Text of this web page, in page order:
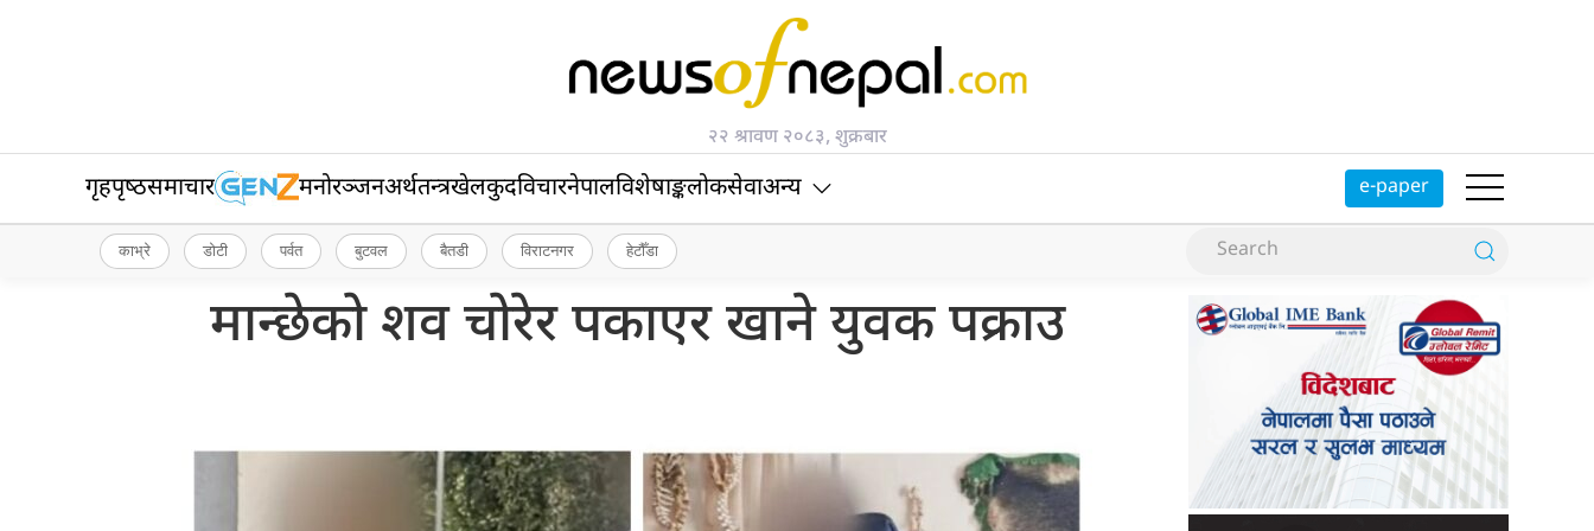
२२ श्रावण २०८३, शुक्रबार
गृहपृष्‍ठसमाचार मनोरञ्जनअर्थतन्त्रखेलकुदविचारनेपालविशेषाङ्कलोकसेवाअन्य e-paper
काभ्रे डोटी पर्वत बुटवल बैतडी विराटनगर हेटौँडा
मान्छेको शव चोरेर पकाएर खाने युवक पक्राउ